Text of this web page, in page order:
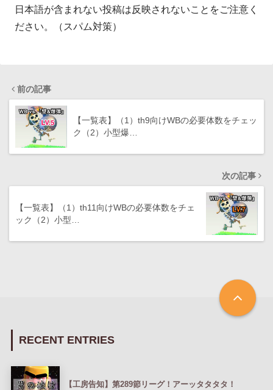
日本語が含まれない投稿は反映されないことをご注意く
ださい。（スパム対策）
前の記事
【一覧表】（1）th9向けWBの必要体数をチェッ
ク（2）小型爆…
次の記事
【一覧表】（1）th11向けWBの必要体数をチェ
ック（2）小型…
RECENT ENTRIES
【工房告知】第289節リーグ！アーッタタタタ！